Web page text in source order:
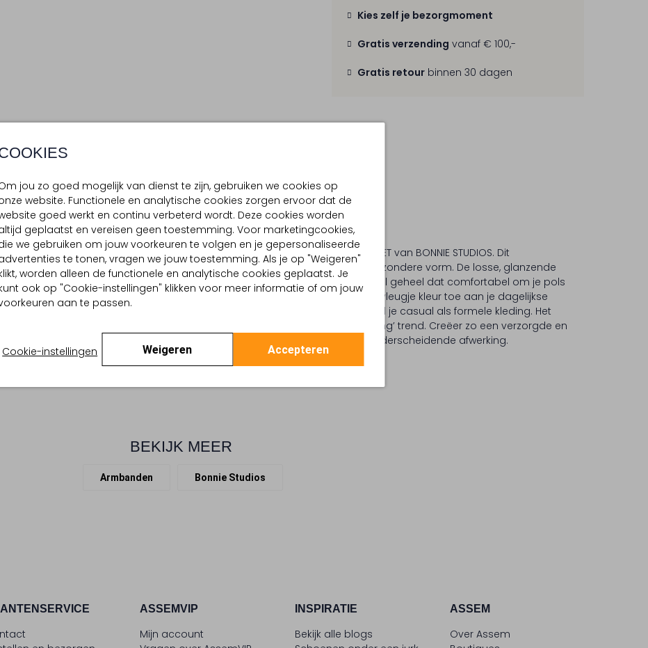
jou zo goed mogelijk van dienst te zijn, gebruiken we cookies op
website. Functionele en analytische cookies zorgen ervoor dat de
goed werkt en continu verbeterd wordt. Deze cookies worden
geplaatst en vereisen geen toestemming. Voor marketingcookies,
we gebruiken om jouw voorkeuren te volgen en je gepersonaliseerde
te tonen, vragen we jouw toestemming. Als je op "Weigeren"
worden alleen de functionele en analytische cookies geplaatst. Je
ook op "Cookie-instellingen" klikken voor meer informatie of om jouw
aan te passen.
Cookie-instellingen Weigeren Accepteren
Kies zelf je bezorgmoment
Gratis verzending vanaf € 100,-
Gratis retour binnen 30 dagen
BEZORGEN & RETOURNEREN
& PASVORM
Bordeaux
Classic Tailoring
OMSCHRIJVING
Dames, ontdek het CHERRY KISS BRACELET van BONNIE STUDIOS. Dit
bordeauxkleurige sieraad heeft een bijzondere vorm. De losse, glanzende
segmenten vormen samen een soepel geheel dat comfortabel om je pols
valt. Draag de armband en voeg een vleugje kleur toe aan je dagelijkse
garderobe. Combineer hem met zowel je casual als formele kleding. Het
ontwerp sluit aan bij de ‘Classic Tailoring’ trend. Creëer zo een verzorgde en
gepolijste look en geef je outfit een onderscheidende afwerking.
BEKIJK MEER
Armbanden Bonnie Studios
ASSEMVIP
Mijn account
INSPIRATIE
Bekijk alle blogs
ASSEM
Over Assem